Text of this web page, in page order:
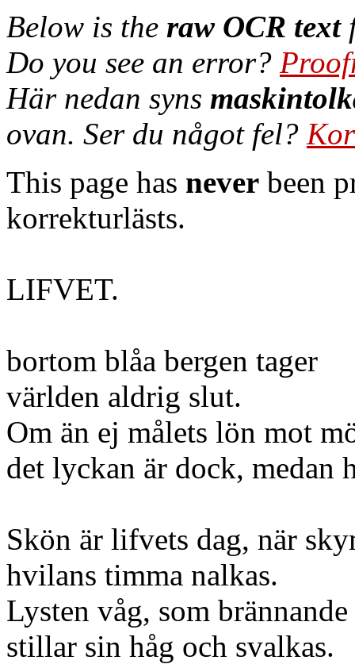
Below is the raw OCR text
Do you see an error?
Här nedan syns
ovan. Ser du något fel?
This page has never been
korrekturlästs.
LIFVET.
bortom blåa bergen tager
världen aldrig slut.
Om än ej målets lön mot
det lyckan är dock, medan
Skön är lifvets dag, när
hvilans timma nalkas.
Lysten våg, som
stillar sin håg och svalkas.